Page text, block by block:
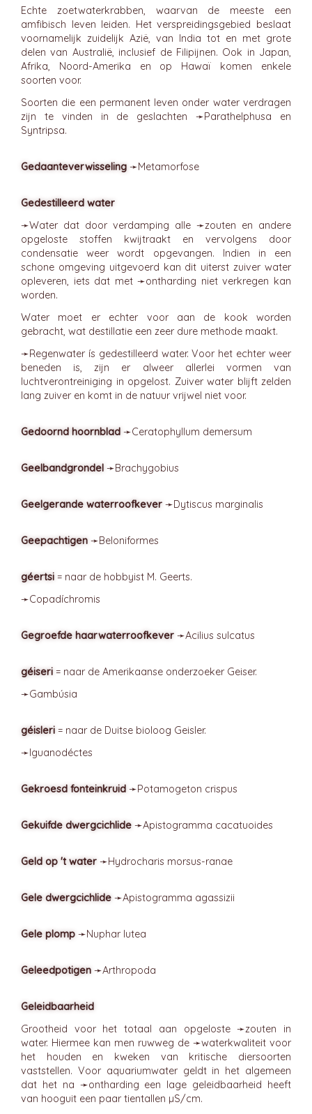
Echte zoetwaterkrabben, waarvan de meeste een
amfibisch leven leiden. Het verspreidingsgebied beslaat
voornamelijk zuidelijk Azië, van India tot en met grote
delen van Australië, inclusief de Filipijnen. Ook in Japan,
Afrika, Noord-Amerika en op Hawaï komen enkele
soorten voor.
Soorten die een permanent leven onder water verdragen
zijn te vinden in de geslachten ➛Parathelphusa en
Syntripsa.
Gedaanteverwisseling ➛Metamorfose
Gedestilleerd water
➛Waterdat door verdamping alle ➛zouten en andere
opgeloste stoffen kwijtraakt en vervolgens door
condensatie weer wordt opgevangen. Indien in een
schone omgeving uitgevoerd kan dit uiterst zuiver water
opleveren, iets dat met ➛ontharding niet verkregen kan
worden.
Water moet er echter voor aan de kook worden
gebracht, wat destillatie een zeer dure methode maakt.
➛Regenwaterís gedestilleerd water. Voor het echter weer
beneden is, zijn er alweer allerlei vormen van
luchtverontreiniging in opgelost. Zuiver water blijft zelden
lang zuiver en komt in de natuur vrijwel niet voor.
Gedoornd hoornblad ➛Ceratophyllum demersum
Geelbandgrondel ➛Brachygobius
Geelgerande waterroofkever ➛Dytiscus marginalis
Geepachtigen ➛Beloniformes
géertsi = naar de hobbyist M. Geerts.
➛Copadíchromis
Gegroefde haarwaterroofkever ➛Acilius sulcatus
géiseri = naar de Amerikaanse onderzoeker Geiser.
➛Gambúsia
géisleri = naar de Duitse bioloog Geisler.
➛Iguanodéctes
Gekroesd fonteinkruid ➛Potamogeton crispus
Gekuifde dwergcichlide ➛Apistogramma cacatuoides
Geld op 't water ➛Hydrocharis morsus-ranae
Gele dwergcichlide ➛Apistogramma agassizii
Gele plomp ➛Nupharlutea
Geleedpotigen ➛Arthropoda
Geleidbaarheid
Grootheid voor het totaal aan opgeloste ➛zouten in
water. Hiermee kan men ruwweg de ➛waterkwaliteit voor
het houden en kweken van kritische diersoorten
vaststellen. Voor aquariumwater geldt in het algemeen
dat het na ➛ontharding een lage geleidbaarheid heeft
van hooguit een paar tientallen µS/cm.